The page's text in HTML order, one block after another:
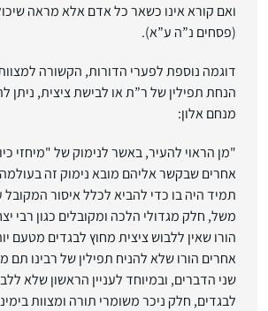
ואם קורא אינו כשאר כל אדם אלא מראה שיכול
(פסחים נ”ה ע”א).
דוגמה נוספת לפערי הדורות, הקשורה למצוות
הנחת תפילין של ר”ת או לבישת ציצית, ניתן
מנחם אלון:
"מן הראוי להעיר, באשר לנימוק של "מיחזי
אחרים שבקשר אליהם מובא נימוק זה
תמיד היה בו כדי להביא לכלל איסור
משל, חלק מגדולי הלכה ומקובלים כגון רבי
הורו שאין ללבוש ציצית מחוץ לבגדים מטעם
אחרים הורו שלא להניח תפילין של רבינו תם
שני הדברים, ובמיוחד לעניין הראשון שלא
לבגדים, חלק ניכר משומרי תורה ומצוות